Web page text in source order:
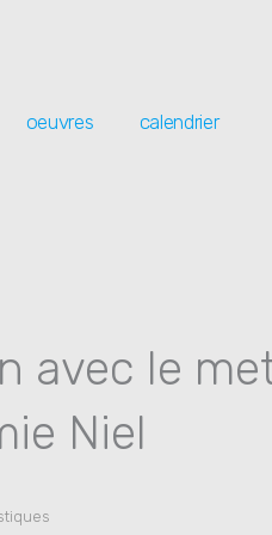
oeuvres calendrier
avec le
Niel